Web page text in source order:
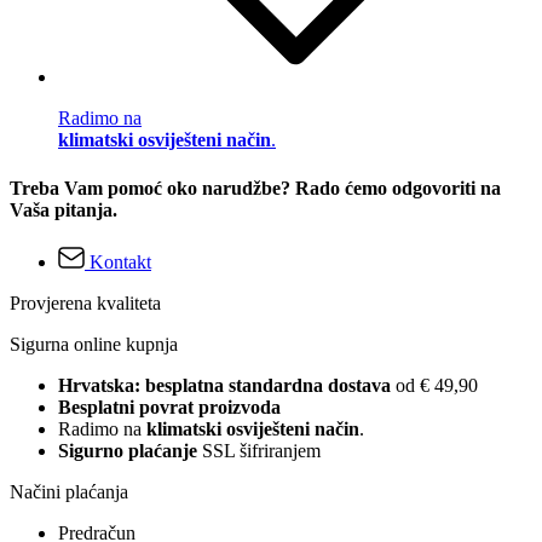
Radimo na
klimatski osviješteni način.
Treba Vam pomoć oko narudžbe? Rado ćemo odgovoriti na
Vaša pitanja.
Kontakt
Provjerena kvaliteta
Sigurna online kupnja
Hrvatska: besplatna standardna dostava od € 49,90
Besplatni povrat proizvoda
Radimo na klimatski osviješteni način.
Sigurno plaćanje SSL šifriranjem
Načini plaćanja
Predračun